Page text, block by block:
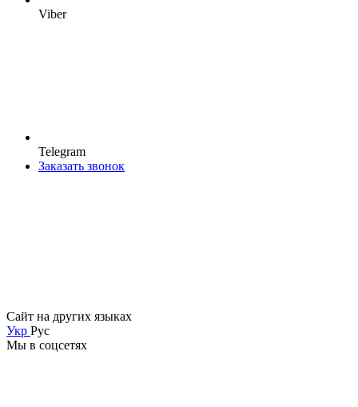
Viber
Telegram
Заказать звонок
Сайт на других языках
Укр Рус
Мы в соцсетях